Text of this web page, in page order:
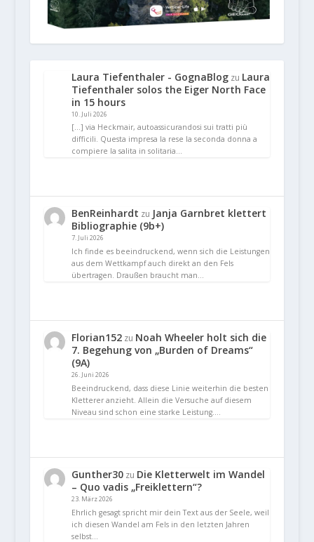
Laura Tiefenthaler - GognaBlogzu Laura
Tiefenthaler solos the Eiger North Face
in 15 hours
10. Juli 2026
[…] via Heckmair, autoassicurandosi sui tratti più
difficili. Questa impresa la rese la seconda donna a
compiere la salita in solitaria…
BenReinhardt zu Janja Garnbret klettert
Bibliographie (9b+)
7. Juli 2026
Ich finde es beeindruckend, wenn sich die Leistungen
aus dem Wettkampf auch direkt an den Fels
übertragen. Draußen braucht man…
Florian152zu Noah Wheeler holt sich die
7. Begehung von „Burden of Dreams“
(9A)
26. Juni 2026
Beeindruckend, dass diese Linie weiterhin die besten
Kletterer anzieht. Allein die Versuche auf diesem
Niveau sind schon eine starke Leistung.…
Gunther30zu Die Kletterwelt im Wandel
– Quo vadis „Freiklettern“?
23. März 2026
Ehrlich gesagt spricht mir dein Text aus der Seele, weil
ich diesen Wandel am Fels in den letzten Jahren
selbst…